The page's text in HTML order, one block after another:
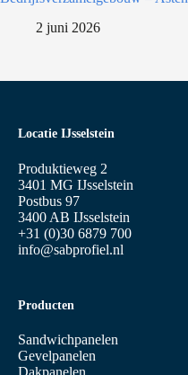
2 juni 2026
Locatie IJsselstein
Produktieweg 2
3401 MG IJsselstein
Postbus 97
3400 AB IJsselstein
+31 (0)30 6879 700
info@sabprofiel.nl
Producten
Sandwichpanelen
Gevelpanelen